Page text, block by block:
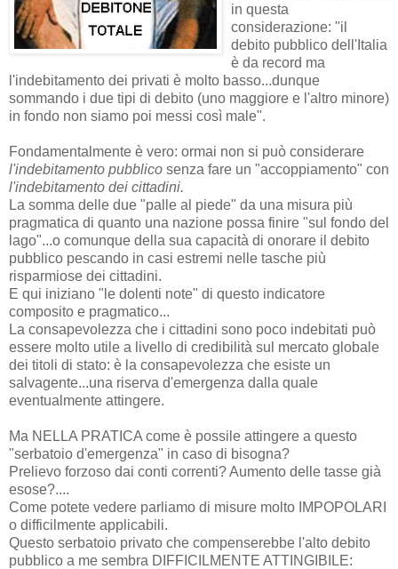
in questa
considerazione: "il
debito pubblico dell'Italia
è da record ma
l'indebitamento dei privati è molto basso...dunque
sommando i due tipi di debito (uno maggiore e l'altro minore)
in fondo non siamo poi messi così male".
Fondamentalmente è vero: ormai non si può considerare
l'indebitamento pubblico senza fare un "accoppiamento" con
l'indebitamento dei cittadini.
La somma delle due "palle al piede" da una misura più
pragmatica di quanto una nazione possa finire "sul fondo del
lago"...o comunque della sua capacità di onorare il debito
pubblico pescando in casi estremi nelle tasche più
risparmiose dei cittadini.
E qui iniziano "le dolenti note" di questo indicatore
composito e pragmatico...
La consapevolezza che i cittadini sono poco indebitati può
essere molto utile a livello di credibilità sul mercato globale
dei titoli di stato: è la consapevolezza che esiste un
salvagente...una riserva d'emergenza dalla quale
eventualmente attingere.
Ma NELLA PRATICA come è possile attingere a questo
"serbatoio d'emergenza" in caso di bisogna?
Prelievo forzoso dai conti correnti? Aumento delle tasse già
esose?....
Come potete vedere parliamo di misure molto IMPOPOLARI
o difficilmente applicabili.
Questo serbatoio privato che compenserebbe l'alto debito
pubblico a me sembra DIFFICILMENTE ATTINGIBILE: